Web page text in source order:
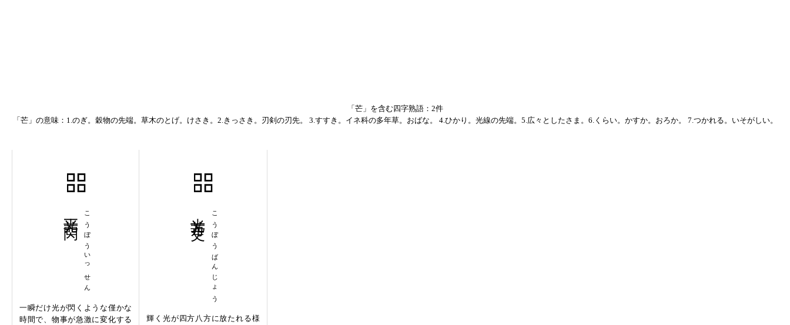
「芒」を含む四字熟語：2件
「芒」の意味：1.のぎ。穀物の先端。草木のとげ。けさき。2.きっさき。刃剣の刃先。 3.すすき。イネ科の多年草。おばな。 4.ひかり。光線の先端。5.広々としたさま。6.くらい。かすか。おろか。 7.つかれる。いそがしい。
こうぼういっせん
一瞬だけ光が閃くような僅かな
時間で、物事が急激に変化する
こうぼうばんじょう
輝く光が四方八方に放たれる様